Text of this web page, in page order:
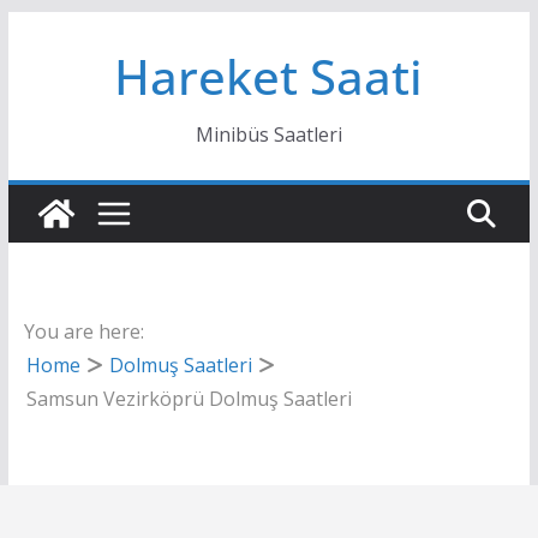
Hareket Saati
Minibüs Saatleri
You are here:
Home
Dolmuş Saatleri
Samsun Vezirköprü Dolmuş Saatleri